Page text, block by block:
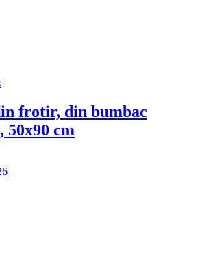
frotir, din bumbac
50x90 cm